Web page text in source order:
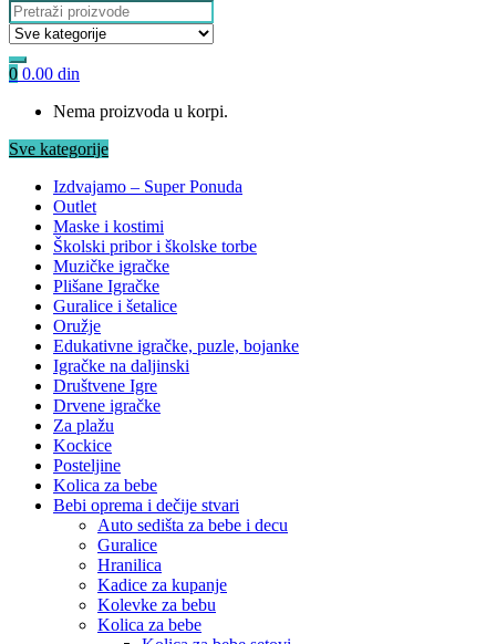
0 0.00 din
Nema proizvoda u korpi.
Sve kategorije
Izdvajamo – Super Ponuda
Outlet
Maske i kostimi
Školski pribor i školske torbe
Muzičke igračke
Plišane Igračke
Guralice i šetalice
Oružje
Edukativne igračke, puzle, bojanke
Igračke na daljinski
Društvene Igre
Drvene igračke
Za plažu
Kockice
Posteljine
Kolica za bebe
Bebi oprema i dečije stvari
Auto sedišta za bebe i decu
Guralice
Hranilica
Kadice za kupanje
Kolevke za bebu
Kolica za bebe